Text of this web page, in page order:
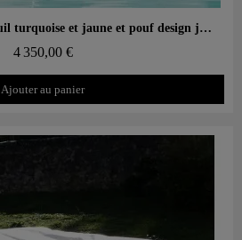
Aperçu rapide Ensemble MW06 Fauteuil turquoise et jaune et pouf design jaune – parois en PMMA coulé, assise en mousse alvéolaire
4 350,00 €
Ajouter au panier